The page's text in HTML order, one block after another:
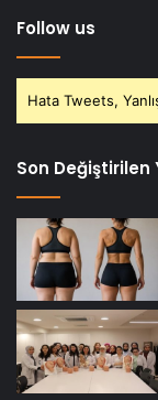
Follow us
Hata Tweets,
Son Değiştirilen